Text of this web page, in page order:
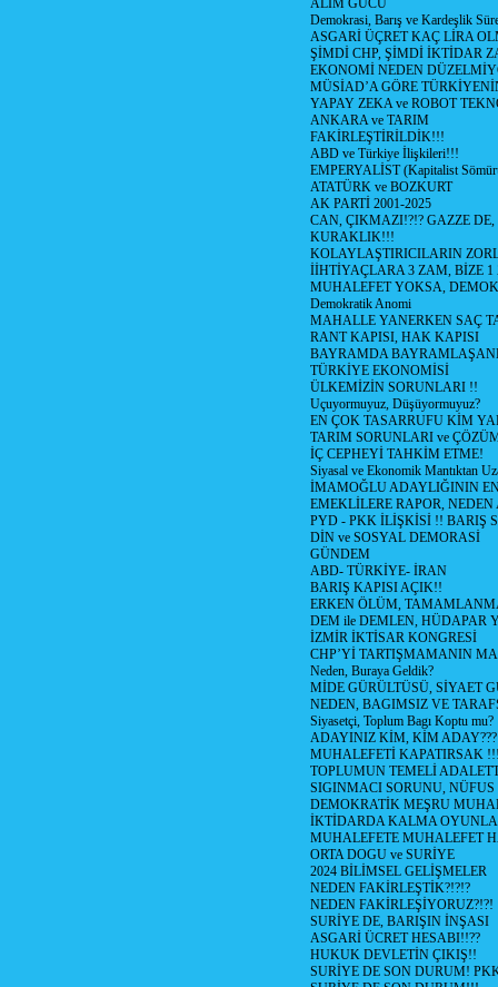
ALIM GÜCÜ
Demokrasi, Barış ve Kardeşlik
ASGARİ ÜÇRET KAÇ LİRA
ŞİMDİ CHP, ŞİMDİ İKTİDAR
EKONOMİ NEDEN
MÜSİAD’A GÖRE
YAPAY ZEKA ve ROBOT
ANKARA ve TARIM
FAKİRLEŞTİRİLDİK!!!
ABD ve Türkiye İlişkileri!!!
EMPERYALİST (Kapitalist
ATATÜRK ve BOZKURT
AK PARTİ 2001-2025
CAN, ÇIKMAZI!?!? GAZZE
KURAKLIK!!!
KOLAYLAŞTIRICILARIN
İİHTİYAÇLARA 3 ZAM, BİZE
MUHALEFET YOKSA,
Demokratik Anomi
MAHALLE YANERKEN SAÇ
RANT KAPISI, HAK KAPISI
BAYRAMDA
TÜRKİYE EKONOMİSİ
ÜLKEMİZİN SORUNLARI !!
Uçuyormuyuz, Düşüyormuyuz?
EN ÇOK TASARRUFU KİM
TARIM SORUNLARI ve
İÇ CEPHEYİ TAHKİM ETME!
Siyasal ve Ekonomik Mantıktan
İMAMOĞLU ADAYLIĞININ
EMEKLİLERE RAPOR,
PYD - PKK İLİŞKİSİ !! BARIŞ
DİN ve SOSYAL DEMORASİ
GÜNDEM
ABD- TÜRKİYE- İRAN
BARIŞ KAPISI AÇIK!!
ERKEN ÖLÜM,
DEM ile DEMLEN, HÜDAPAR
İZMİR İKTİSAR KONGRESİ
CHP’Yİ TARTIŞMAMANIN
Neden, Buraya Geldik?
MİDE GÜRÜLTÜSÜ, SİYAET
NEDEN, BAGIMSIZ VE
Siyasetçi, Toplum Bagı Koptu mu?
ADAYINIZ KİM, KİM ADAY???
MUHALEFETİ KAPATIRSAK
TOPLUMUN TEMELİ
SIGINMACI SORUNU,
DEMOKRATİK MEŞRU
İKTİDARDA KALMA
MUHALEFETE MUHALEFET
ORTA DOGU ve SURİYE
2024 BİLİMSEL GELİŞMELER
NEDEN FAKİRLEŞTİK?!?!?
NEDEN FAKİRLEŞİYORUZ?!?!
SURİYE DE, BARIŞIN İNŞASI
ASGARİ ÜCRET HESABI!!??
HUKUK DEVLETİN ÇIKIŞ!!
SURİYE DE SON DURUM!